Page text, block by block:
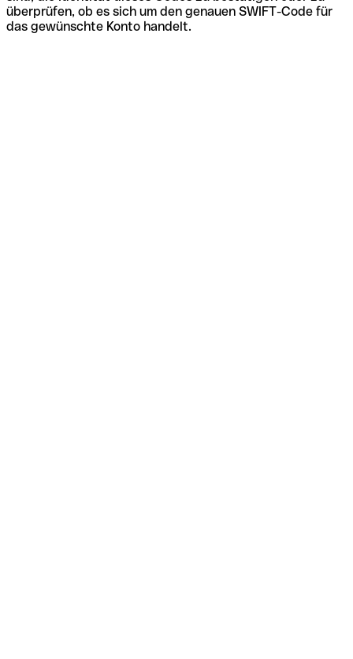
überprüfen, ob es sich um den genauen SWIFT-Code für
das gewünschte Konto handelt.